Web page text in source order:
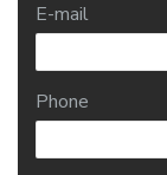
E-mail
Phone